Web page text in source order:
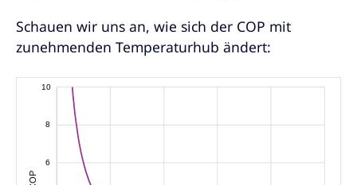
Schauen wir uns an, wie sich der COP mit
zunehmenden Temperaturhub ändert: